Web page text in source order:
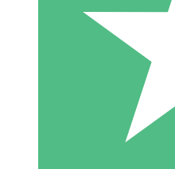
Paga a consumo con
1